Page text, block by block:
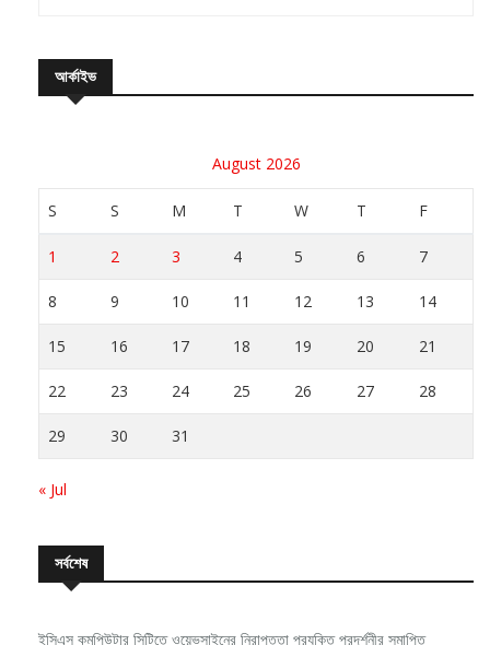
আর্কাইভ
August 2026
S S M T W T F
1 2 3 4 5 6 7
8 9 10 11 12 13 14
15 16 17 18 19 20 21
22 23 24 25 26 27 28
29 30 31
« Jul
সর্বশেষ
ইসিএস কমপিউটার সিটিতে ওয়েভসাইনের নিরাপত্তা প্রযুক্তি প্রদর্শনীর সমাপ্তি